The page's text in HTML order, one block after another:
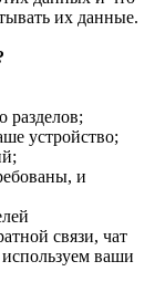
их данные.
разделов;
устройство;
и
связи, чат
ваши